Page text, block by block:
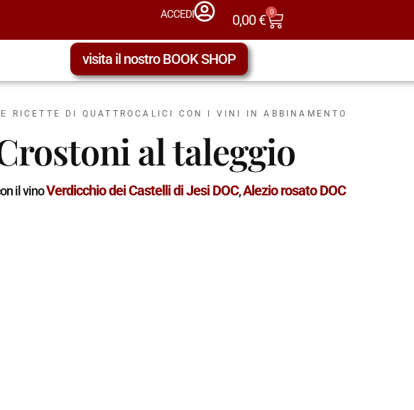
ACCEDI 0,00€ 0
visita il nostro BOOK SHOP
RICETTE DI QUATTROCALICI CON I VINI IN ABBINAMENTO
al taleggio
il vinoVerdicchio dei Castelli di Jesi DOC,Alezio rosato DOC